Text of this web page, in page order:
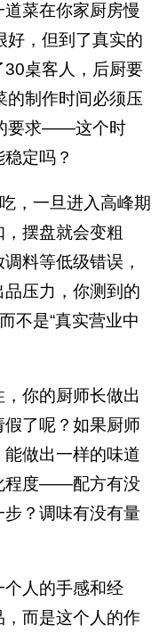
菜在你家厨房慢
好，但到了真实的
桌客人，后厨要
的制作时间必须压
要求——这个时
定吗？
，一旦进入高峰期
摆盘就会变粗
料等低级错误，
压力，你测到的
不是“真实营业中
你的厨师长做出
了呢？如果厨师
做出一样的味道
程度——配方有没
？调味有没有量
人的手感和经
而是这个人的作